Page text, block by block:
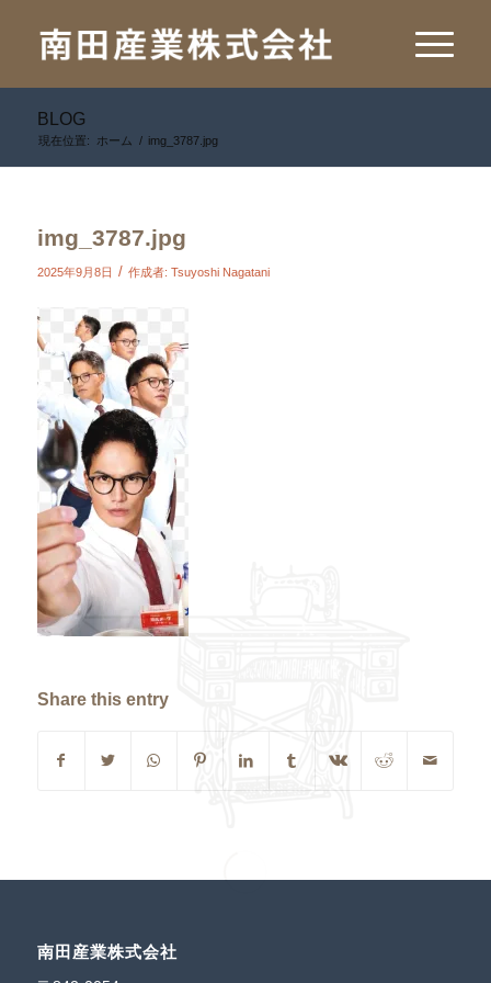
BLOG
現在位置: ホーム / img_3787.jpg
img_3787.jpg
2025年9月8日 / 作成者: Tsuyoshi Nagatani
Share this entry
南田産業株式会社